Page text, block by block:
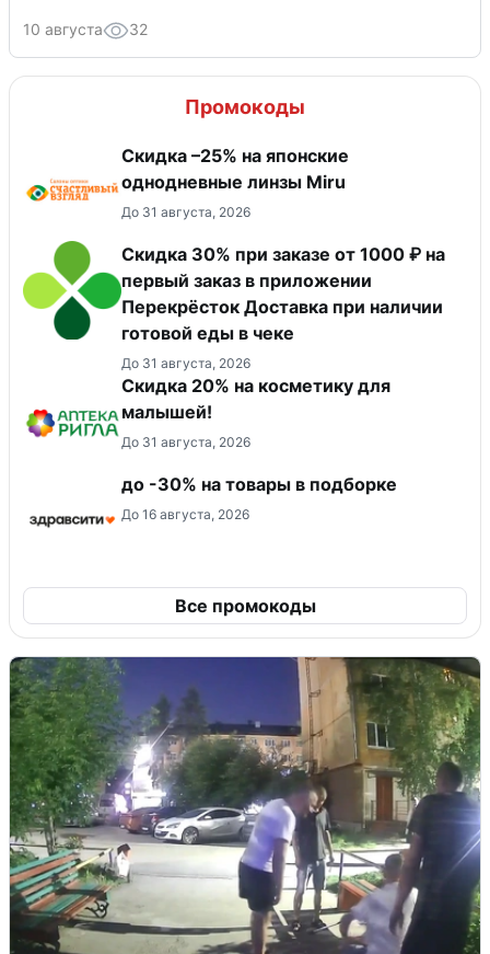
10 августа 32
Промокоды
Скидка –25% на японские
однодневные линзы Miru
До 31 августа, 2026
Скидка 30% при заказе от 1000 ₽ на
первый заказ в приложении
Перекрёсток Доставка при наличии
готовой еды в чеке
До 31 августа, 2026
Скидка 20% на косметику для
малышей!
До 31 августа, 2026
до -30% на товары в подборке
До 16 августа, 2026
Все промокоды